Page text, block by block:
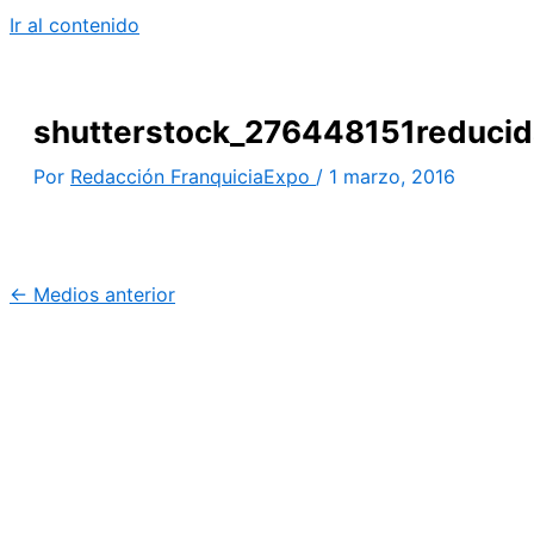
Ir al contenido
Por Redacción FranquiciaExpo / 1 marzo, 2016
← Medios anterior